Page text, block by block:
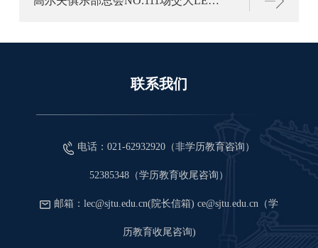
联系我们
电话：021-62932920（非学历教育咨询）
52385348（学历教育收尾咨询）
邮箱：lec@sjtu.edu.cn(院长信箱) ce@sjtu.edu.cn（学
历教育收尾咨询)